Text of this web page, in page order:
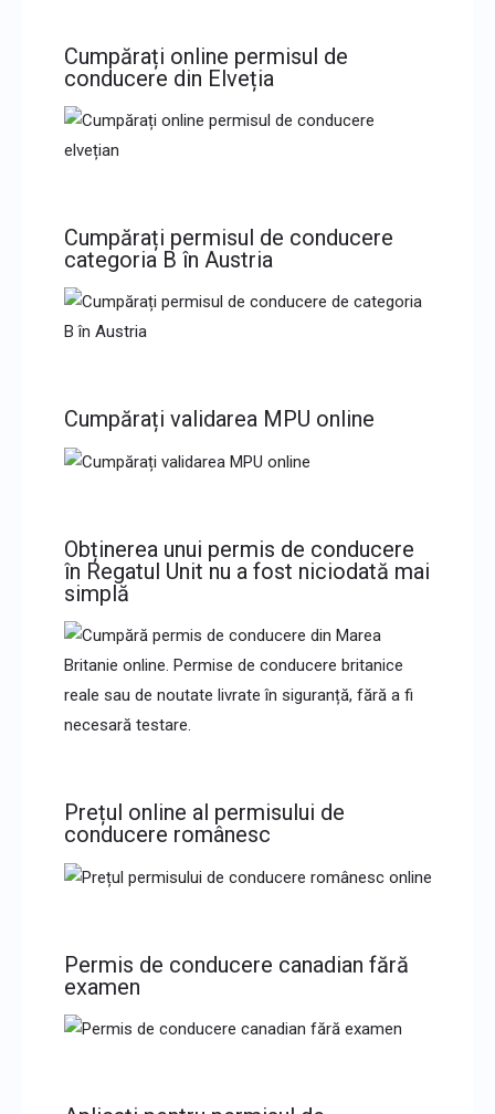
Cumpărați online permisul de
conducere din Elveția
Cumpărați permisul de conducere
categoria B în Austria
Cumpărați validarea MPU online
Obținerea unui permis de conducere
în Regatul Unit nu a fost niciodată mai
simplă
Prețul online al permisului de
conducere românesc
Permis de conducere canadian fără
examen